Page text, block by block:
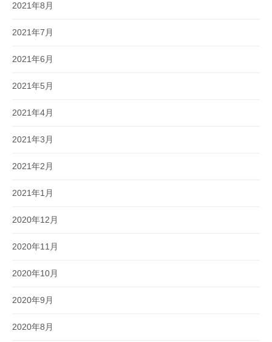
2021年8月
2021年7月
2021年6月
2021年5月
2021年4月
2021年3月
2021年2月
2021年1月
2020年12月
2020年11月
2020年10月
2020年9月
2020年8月